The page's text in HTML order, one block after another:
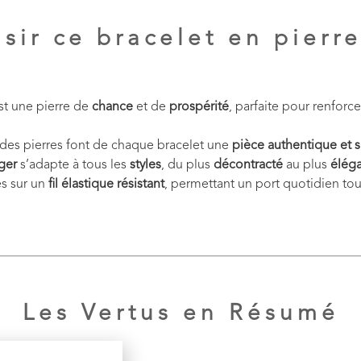
ce bracelet en
une pierre de chance et de prospérité, parfaite pour
pierres font de chaque bracelet une pièce authentique et
s’adapte à tous les styles, du plus décontracté au plus
sur un fil élastique résistant, permettant un port quotidien
Les Vertus en Résumé